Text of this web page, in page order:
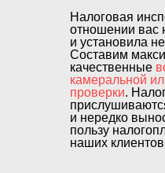
Налоговая
отношении вас
и установила
Составим
качественные
камеральной
проверки.
и нередко
пользу
наших